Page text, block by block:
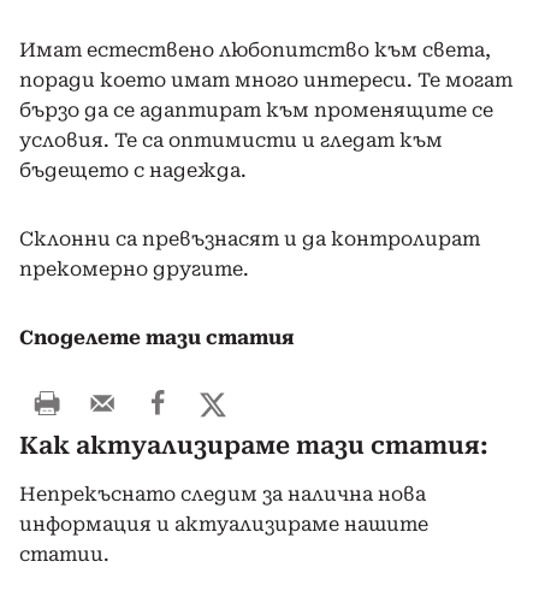
Имат естествено любопитство към света,
поради което имат много интереси. Те могат
бързо да се адаптират към променящите се
условия. Те са оптимисти и гледат към
бъдещето с надежда.
Склонни са превъзнасят и да контролират
прекомерно другите.
Споделете тази статия
Как актуализираме тази статия:
Непрекъснато следим за налична нова
информация и актуализираме нашите
статии.